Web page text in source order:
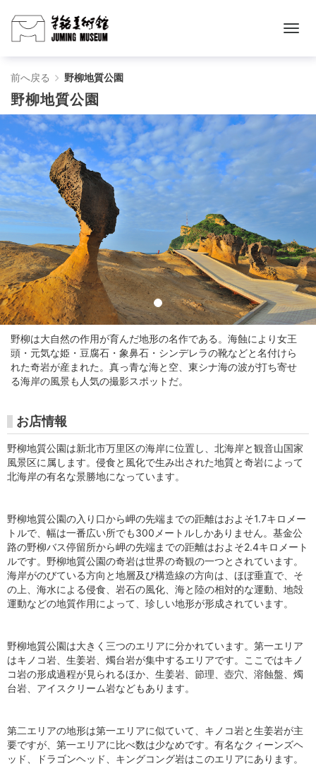
野
柳
地
質
公
園
-
朱
銘
美
術
館
チ
ケ
ッ
購
入
サ
イ
ト
前へ戻る 野柳地質公園
野柳地質公園
野柳は大自然の作用が育んだ地形の名作である。海蝕により女王
頭・元気な姫・豆腐石・象鼻石・シンデレラの靴などと名付けら
れた奇岩が産まれた。真っ青な海と空、東シナ海の波が打ち寄せ
る海岸の風景も人気の撮影スポットだ。
お店情報
野柳地質公園は新北市万里区の海岸に位置し、北海岸と観音山国家
風景区に属します。侵食と風化で生み出された地質と奇岩によって
北海岸の有名な景勝地になっています。
野柳地質公園の入り口から岬の先端までの距離はおよそ1.7キロメー
トルで、幅は一番広い所でも300メートルしかありません。基金公
路の野柳バス停留所から岬の先端までの距離はおよそ2.4キロメート
ルです。野柳地質公園の奇岩は世界の奇観の一つとされています。
海岸がのびている方向と地層及び構造線の方向は、ほぼ垂直で、そ
の上、海水による侵食、岩石の風化、海と陸の相対的な運動、地殻
運動などの地質作用によって、珍しい地形が形成されています。
野柳地質公園は大きく三つのエリアに分かれています。第一エリア
はキノコ岩、生姜岩、燭台岩が集中するエリアです。ここではキノ
コ岩の形成過程が見られるほか、生姜岩、節理、壺穴、溶蝕盤、燭
台岩、アイスクリーム岩などもあります。
第二エリアの地形は第一エリアに似ていて、キノコ岩と生姜岩が主
要ですが、第一エリアに比べ数は少なめです。有名なクィーンズヘ
ッド、ドラゴンヘッド、キングコング岩はこのエリアにあります。